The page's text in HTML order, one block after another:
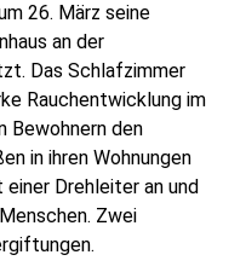
26. März seine
an der
Das Schlafzimmer
Rauchentwicklung im
Bewohnern den
in ihren Wohnungen
Drehleiter an und
Zwei